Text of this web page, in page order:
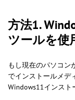
方法1.
ツールを使
もし現在のパソコン
でインストールメデ
Windows11インスト